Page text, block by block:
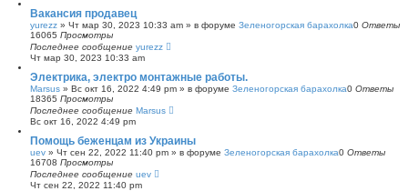
Вакансия продавец
yurezz » Чт мар 30, 2023 10:33 am » в форуме Зеленогорская барахолка0 Ответы
16065 Просмотры
Последнее сообщение yurezz
Чт мар 30, 2023 10:33 am
Электрика, электро монтажные работы.
Marsus » Вс окт 16, 2022 4:49 pm » в форуме Зеленогорская барахолка0 Ответы
18365 Просмотры
Последнее сообщение Marsus
Вс окт 16, 2022 4:49 pm
Помощь беженцам из Украины
uev » Чт сен 22, 2022 11:40 pm » в форуме Зеленогорская барахолка0 Ответы
16708 Просмотры
Последнее сообщение uev
Чт сен 22, 2022 11:40 pm